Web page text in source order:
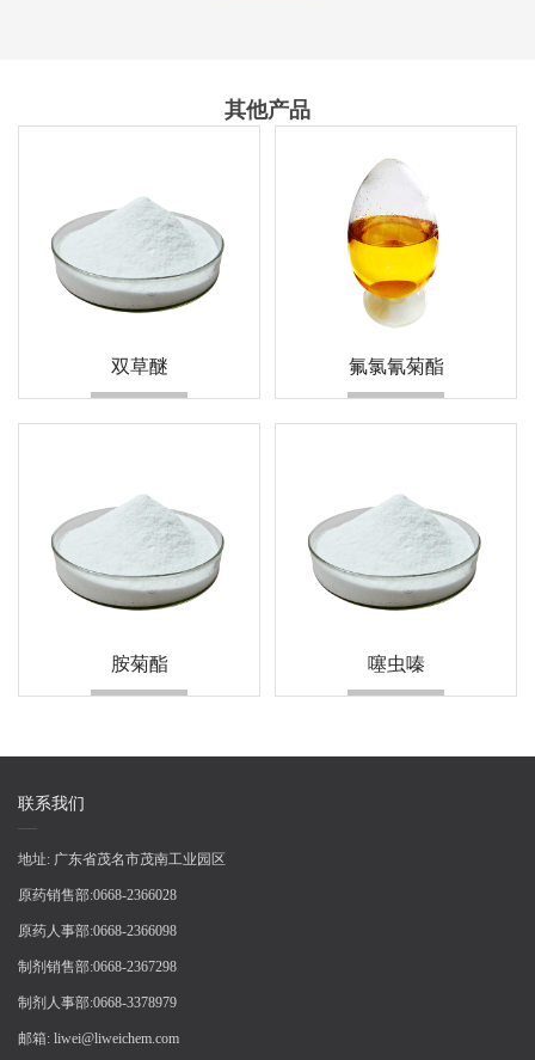
其他产品
双草醚 氟氯氰菊酯
胺菊酯 噻虫嗪
联系我们
地址: 广东省茂名市茂南工业园区
原药销售部:0668-2366028
原药人事部:0668-2366098
制剂销售部:0668-2367298
制剂人事部:0668-3378979
邮箱: liwei@liweichem.com